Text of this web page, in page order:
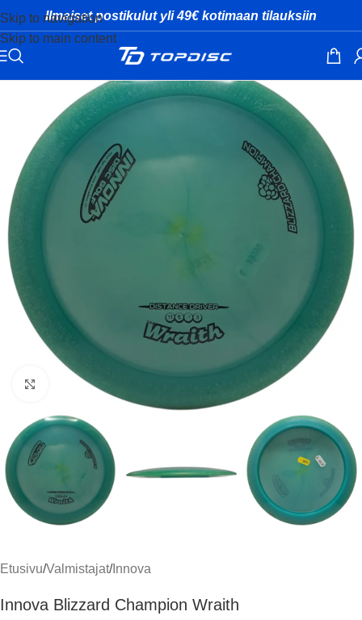
Skip to navigation
Skip to main content
Ilmaiset postikulut yli 49€ kotimaan tilauksiin
Klikkaa suuremmaksi
Etusivu/Valmistajat/Innova
Innova Blizzard Champion Wraith